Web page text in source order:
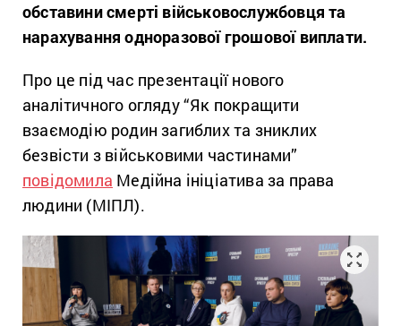
обставини смерті військовослужбовця та
нарахування одноразової грошової виплати.
Про це під час презентації нового
аналітичного огляду “Як покращити
взаємодію родин загиблих та зниклих
безвісти з військовими частинами”
повідомила Медійна ініціатива за права
людини (МІПЛ).